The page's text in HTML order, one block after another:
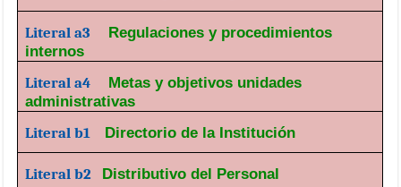
Literal a3
Regulaciones y procedimientos
internos
Literal a4
Metas y objetivos unidades
administrativas
Literal b1
Directorio de la Institución
Literal b2 Distributivo del Personal